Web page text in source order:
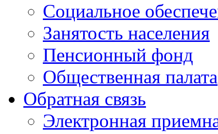
Социальное
Занятость населения
Пенсионный фонд
Общественная палата
Обратная связь
Электронная